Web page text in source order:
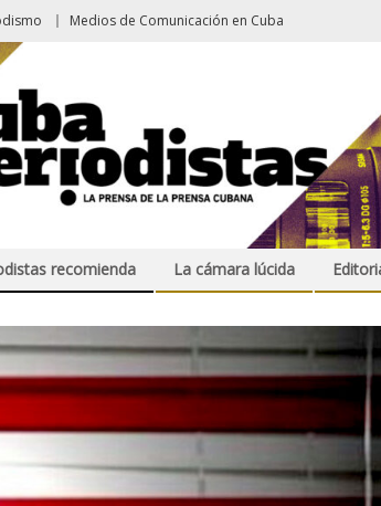
Medios de Comunicación en Cuba
recomienda La cámara lúcida